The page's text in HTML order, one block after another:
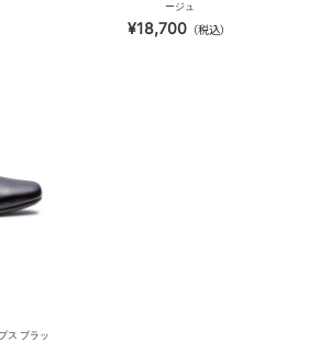
ージュ
¥18,700 （税込）
ス ブラッ